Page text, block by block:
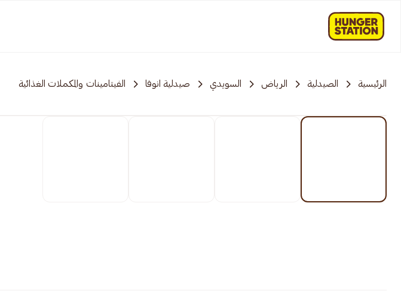
الرئيسية الصيدلية الرياض السويدي صيدلية انوفا الفيتامينات والمكملات الغذائية